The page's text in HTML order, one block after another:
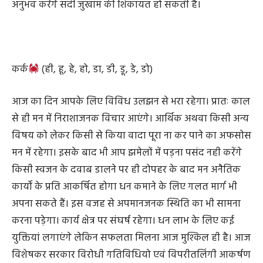
लिए ही भविष्य बनाने का अवसर मिलेगा सतर्क रहें अन्यथा हाथ से
कर्क (ही, हू, हे, हो, डा, डी, डू, डे, डो)
आज का दिन आपके लिए विविध उलझन से भरा रहेगा। प्रातः काल
से ही मन में निराशाजनक विचार आएंगे। आर्थिक अथवा किसी अन्य
विषय को लेकर किसी से किया वादा पूरा ना कर पाने का अफसोस
मन में रहेगा। इसके बाद भी आप झमेलों में पड़ना पसंद नही करेंगे
किसी स्वजन के दवाब डालने पर ही दोपहर के बाद मन अनैतिक
कार्यों के प्रति आकर्षित होगा धन कमाने के लिए गलत मार्ग भी
अपना सकते हैं। इस वजह से अपमानजनक स्थिति का भी सामना